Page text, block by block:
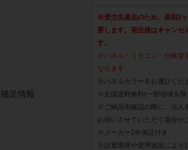
補足情報
※受注生産品のため、原則2
要します。発注後はキャンセ
す。
※パネル・リモコン・分岐管
なります
※パネルカラーをお選びくだ
※全国送料無料(一部地域を除
※ご納品先確認の際に、法人
お伺いさせていただく場合が
※メーカー1年保証付き
※設置環境や使用状況により